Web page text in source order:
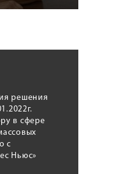
решения
в сфере
с
Ньюс»